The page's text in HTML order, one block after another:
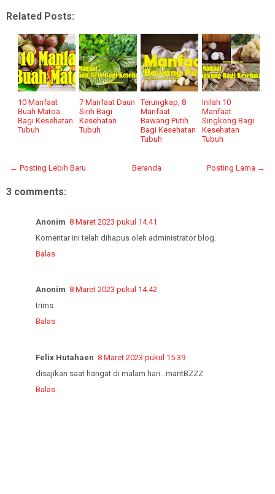
Related Posts:
10 Manfaat
Buah Matoa
Bagi Kesehatan
Tubuh
7 Manfaat Daun
Sirih Bagi
Kesehatan
Tubuh
Terungkap, 8
Manfaat
Bawang Putih
Bagi Kesehatan
Tubuh
Inilah 10
Manfaat
Singkong Bagi
Kesehatan
Tubuh
← Posting Lebih Baru Posting Lama →
Beranda
3 comments:
Anonim 8 Maret 2023 pukul 14.41
Komentar ini telah dihapus oleh administrator blog.
Balas
Anonim 8 Maret 2023 pukul 14.42
trims
Balas
Felix Hutahaen 8 Maret 2023 pukul 15.39
disajikan saat hangat di malam hari...mantBZZZ
Balas